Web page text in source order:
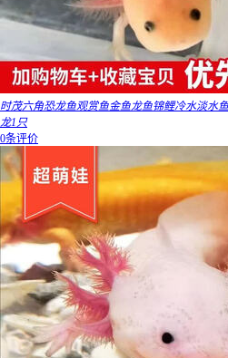
时茂六角恐龙鱼观赏鱼金鱼龙鱼锦鲤冷水淡水
龙1只
0条评价